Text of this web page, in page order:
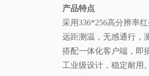
产品特点
采用336*256高分辨率
远距测温，无感通行，
搭配一体化客户端，即
工业级设计，稳定耐用。